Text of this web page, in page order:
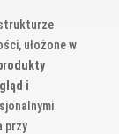
ułożone w
i
przy